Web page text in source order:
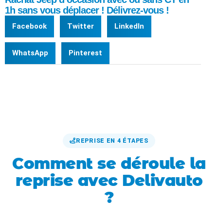
1h sans vous déplacer ! Délivrez-vous !
Facebook Twitter LinkedIn
WhatsApp Pinterest
REPRISE EN 4 ÉTAPES
Comment se déroule la
reprise avec Delivauto
?